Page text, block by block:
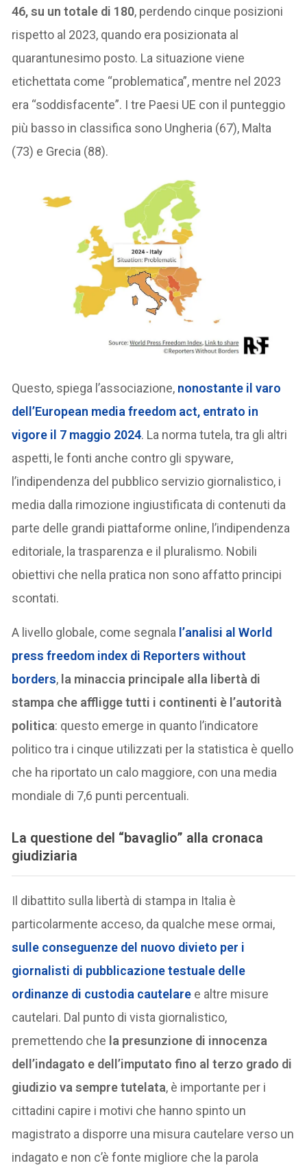
46, su un totale di 180, perdendo cinque posizioni
rispetto al 2023, quando era posizionata al
quarantunesimo posto. La situazione viene
etichettata come “problematica”, mentre nel 2023
era “soddisfacente”. I tre Paesi UE con il punteggio
più basso in classifica sono Ungheria (67), Malta
(73) e Grecia (88).
Questo, spiega l’associazione, nonostante il varo
dell’European media freedom act, entrato in
vigore il 7 maggio 2024. La norma tutela, tra gli altri
aspetti, le fonti anche contro gli spyware,
l’indipendenza del pubblico servizio giornalistico, i
media dalla rimozione ingiustificata di contenuti da
parte delle grandi piattaforme online, l’indipendenza
editoriale, la trasparenza e il pluralismo. Nobili
obiettivi che nella pratica non sono affatto principi
scontati.
A livello globale, come segnala l’analisi al World
press freedom index di Reporters without
borders, la minaccia principale alla libertà di
stampa che affligge tutti i continenti è l’autorità
politica: questo emerge in quanto l’indicatore
politico tra i cinque utilizzati per la statistica è quello
che ha riportato un calo maggiore, con una media
mondiale di 7,6 punti percentuali.
La questione del “bavaglio” alla cronaca
giudiziaria
Il dibattito sulla libertà di stampa in Italia è
particolarmente acceso, da qualche mese ormai,
sulle conseguenze del nuovo divieto per i
giornalisti di pubblicazione testuale delle
ordinanze di custodia cautelare e altre misure
cautelari. Dal punto di vista giornalistico,
premettendo che la presunzione di innocenza
dell’indagato e dell’imputato fino al terzo grado di
giudizio va sempre tutelata, è importante per i
cittadini capire i motivi che hanno spinto un
magistrato a disporre una misura cautelare verso un
indagato e non c’è fonte migliore che la parola